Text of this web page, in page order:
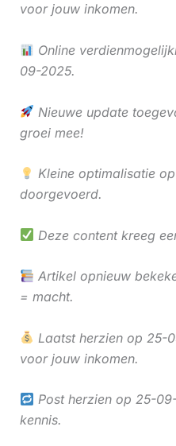
voor jouw inkomen.
Online
09-2025.
Nieuwe update
groei mee!
Kleine optimalisatie
doorgevoerd.
Deze content kreeg
Artikel opnieuw
= macht.
Laatst herzien op 25-
voor jouw inkomen.
Post herzien op 25-
kennis.